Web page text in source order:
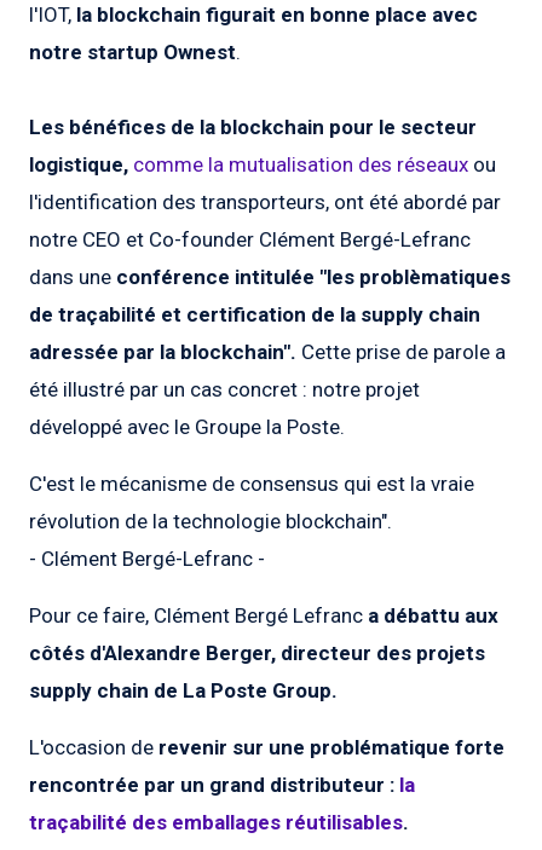
l'IOT, la blockchain figurait en bonne place avec
notre startup Ownest.
Les bénéfices de la blockchain pour le secteur
logistique, comme la mutualisation des réseaux ou
l'identification des transporteurs, ont été abordé par
notre CEO et Co-founder Clément Bergé-Lefranc
dans une conférence intitulée "les problèmatiques
de traçabilité et certification de la supply chain
adressée par la blockchain". Cette prise de parole a
été illustré par un cas concret : notre projet
développé avec le Groupe la Poste.
C'est le mécanisme de consensus qui est la vraie
révolution de la technologie blockchain".
- Clément Bergé-Lefranc -
Pour ce faire, Clément Bergé Lefranc a débattu aux
côtés d'Alexandre Berger, directeur des projets
supply chain de La Poste Group.
L'occasion de revenir sur une problématique forte
rencontrée par un grand distributeur : la
traçabilité des emballages réutilisables.